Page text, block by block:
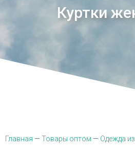
Куртки
Главная — Товары оптом — Одежда